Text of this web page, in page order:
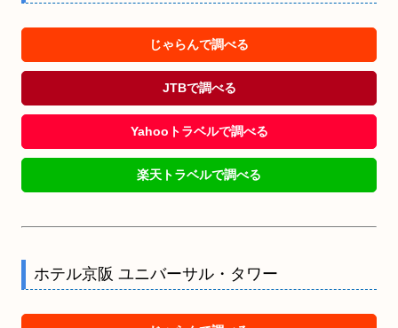
じゃらんで調べる
JTBで調べる
Yahooトラベルで調べる
楽天トラベルで調べる
ホテル京阪 ユニバーサル・タワー